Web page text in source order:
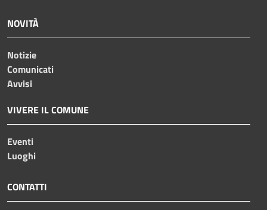
NOVITÀ
Notizie
Comunicati
Avvisi
VIVERE IL COMUNE
Eventi
Luoghi
CONTATTI